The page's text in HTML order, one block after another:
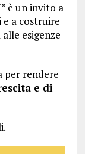
è un invito a
a costruire
esigenze
per rendere
e di